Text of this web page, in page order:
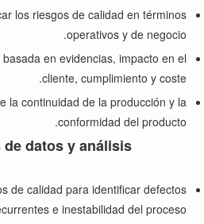
los riesgos de calidad en términos
operativos y de negocio.
en evidencias, impacto en el
cliente, cumplimiento y coste.
la continuidad de la producción y la
conformidad del producto.
de datos y análisis
de calidad para identificar defectos
e inestabilidad del proceso.